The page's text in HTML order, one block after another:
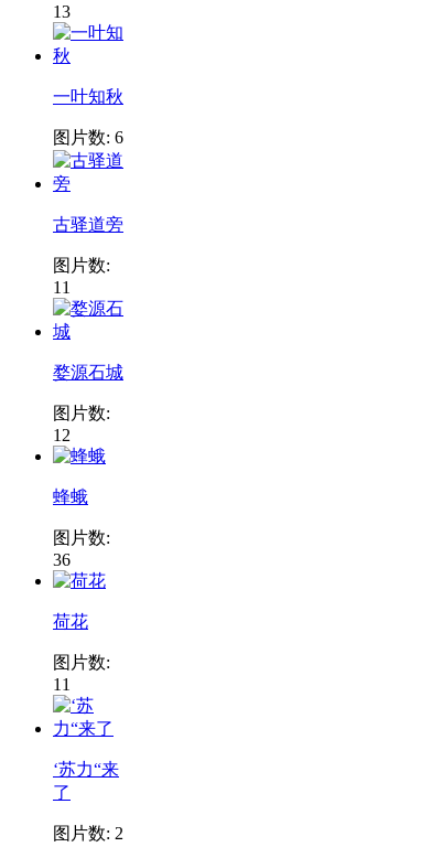
13
一叶知秋
图片数: 6
古驿道旁
图片数:
11
婺源石城
图片数:
12
蜂蛾
图片数:
36
荷花
图片数:
11
‘苏力“来
了
图片数: 2